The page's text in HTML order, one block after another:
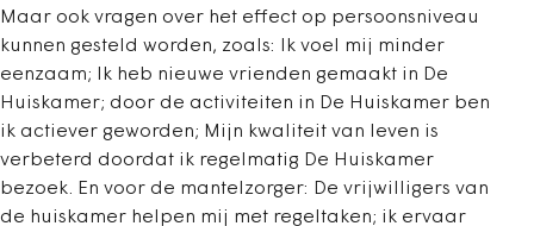
Maar ook vragen over het effect op persoonsniveau
kunnen gesteld worden, zoals: Ik voel mij minder
eenzaam; Ik heb nieuwe vrienden gemaakt in De
Huiskamer; door de activiteiten in De Huiskamer ben
ik actiever geworden; Mijn kwaliteit van leven is
verbeterd doordat ik regelmatig De Huiskamer
bezoek. En voor de mantelzorger: De vrijwilligers van
de huiskamer helpen mij met regeltaken; ik ervaar